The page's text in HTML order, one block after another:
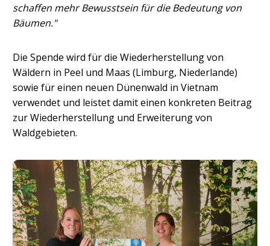
schaffen mehr Bewusstsein für die Bedeutung von
Bäumen."
Die Spende wird für die Wiederherstellung von
Wäldern in Peel und Maas (Limburg, Niederlande)
sowie für einen neuen Dünenwald in Vietnam
verwendet und leistet damit einen konkreten Beitrag
zur Wiederherstellung und Erweiterung von
Waldgebieten.